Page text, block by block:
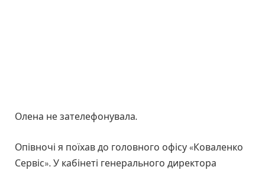
Олена не зателефонувала.
Опівночі я поїхав до головного офісу «Коваленко
Сервіс». У кабінеті генерального директора